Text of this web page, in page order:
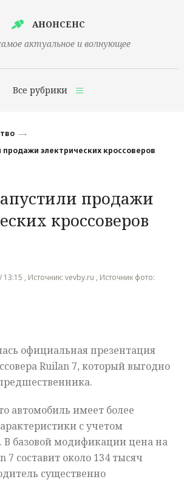
АНОНСЕНС
актуальное и волнующее
Все рубрики
продажи электрических кроссоверов
продажи
кроссоверов
13:15 , Источник: vevby.ru , Источник фото:
официальная презентация
Ruilan 7, который выгодно
автомобиль имеет более
с учетом
В базовой модификации цена на
7 составит около 134 тысяч
существенно